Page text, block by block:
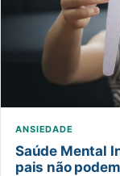
ANSIEDADE
Saúde Mental
pais não